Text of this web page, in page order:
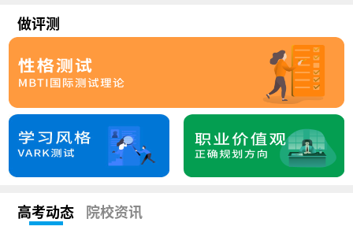
做评测
高考动态 院校资讯